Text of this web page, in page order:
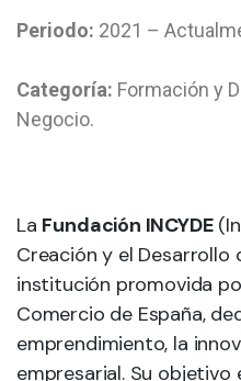
Periodo: 2021 –
Categoría: Formación y
Negocio.
La Fundación INCYDE
Creación y el Desarrollo
institución promovida
Comercio de España,
emprendimiento, la
empresarial. Su objetivo